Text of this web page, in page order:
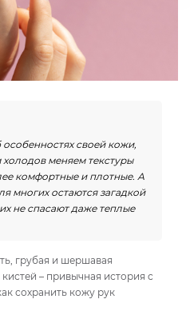
своей кожи,
меняем текстуры
комфортные и плотные. А
многих остаются загадкой
не спасают даже теплые
грубая и шершавая
– привычная история с
сохранить кожу рук